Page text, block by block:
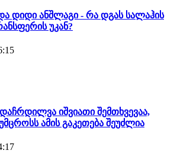
დიდი ანშლაგი - რა დგას სალაჰის
უკან?
იშვიათი შემთხვევაა,
ამის გაკეთება შეუძლია